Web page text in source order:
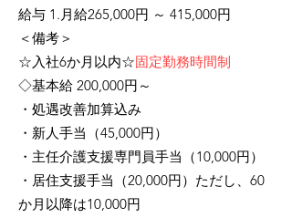
給与 1.月給265,000円 ～ 415,000円
＜備考＞
☆入社6か月以内☆固定勤務時間制
◇基本給 200,000円～
・処遇改善加算込み
・新人手当（45,000円）
・ 主任介護支援専門員手当（10,000円）
・居住支援手当（20,000円）ただし、60
か月以降は10,000円